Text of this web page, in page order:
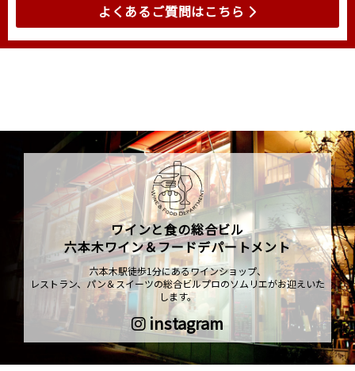
よくあるご質問はこちら
ワインと食の総合ビル
六本木ワイン＆フードデパートメント
六本木駅徒歩1分にあるワインショップ、
レストラン、パン＆スイーツの総合ビルプロのソムリエがお迎えいた
します。
instagram